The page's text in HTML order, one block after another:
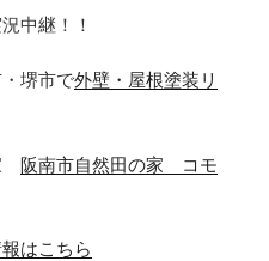
中継！！
堺市で外壁・屋根塗装リ
阪南市自然田の家 コモ
はこちら